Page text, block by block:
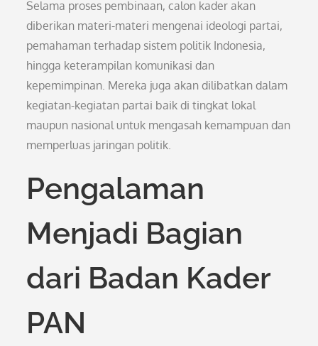
Selama proses pembinaan, calon kader akan
diberikan materi-materi mengenai ideologi partai,
pemahaman terhadap sistem politik Indonesia,
hingga keterampilan komunikasi dan
kepemimpinan. Mereka juga akan dilibatkan dalam
kegiatan-kegiatan partai baik di tingkat lokal
maupun nasional untuk mengasah kemampuan dan
memperluas jaringan politik.
Pengalaman
Menjadi Bagian
dari Badan Kader
PAN